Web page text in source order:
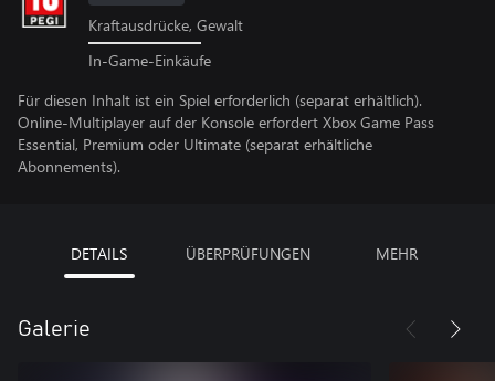
Kraftausdrücke, Gewalt
In-Game-Einkäufe
Für diesen Inhalt ist ein Spiel erforderlich (separat erhältlich).
Online-Multiplayer auf der Konsole erfordert Xbox Game Pass
Essential, Premium oder Ultimate (separat erhältliche
Abonnements).
DETAILS ÜBERPRÜFUNGEN MEHR
Galerie